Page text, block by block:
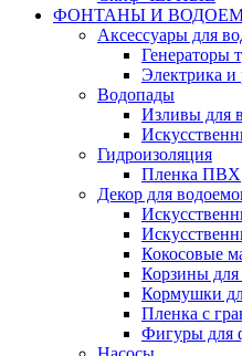
ФОНТАНЫ И
Аксессуары для
Генераторы
Электрика и
Водопады
Изливы для
Гидроизоляция
Пленка ПВХ
Декор для
Кокосовые
Корзины для
Кормушки
Пленка с
Фигуры для